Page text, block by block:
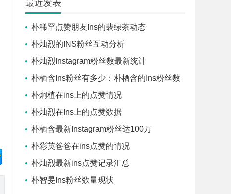
最近发表
朴稀罕点赞朋友Ins的裴绿茶动态
朴灿烈的INS粉丝互动分析
朴灿烈Instagram粉丝数最新统计
朴栖含Ins粉丝有多少：朴栖含的Ins粉丝数
量及趋势
朴炯植在ins上的点赞情况
朴灿烈在Ins上的点赞数据
朴栖含最新Instagram粉丝达100万
朴彩英爸爸在ins点赞的情况
朴灿烈最新ins点赞记录汇总
朴智旻Ins粉丝数量现状